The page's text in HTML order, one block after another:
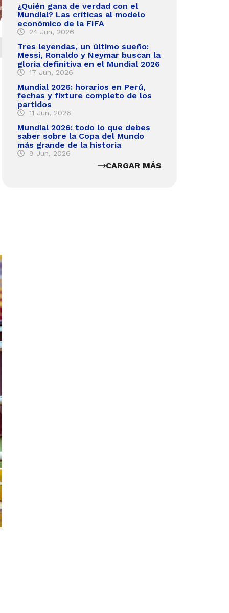
¿Quién gana de verdad con el
Mundial? Las críticas al modelo
económico de la FIFA
24 Jun, 2026
Tres leyendas, un último sueño:
Messi, Ronaldo y Neymar buscan la
gloria definitiva en el Mundial 2026
17 Jun, 2026
Mundial 2026: horarios en Perú,
fechas y fixture completo de los
partidos
11 Jun, 2026
Mundial 2026: todo lo que debes
saber sobre la Copa del Mundo
más grande de la historia
9 Jun, 2026
CARGAR MÁS